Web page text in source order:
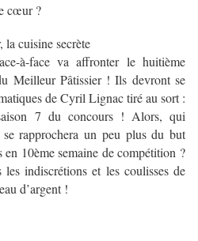
cœur ?
cuisine secrète
à-face va affronter le huitième
Meilleur Pâtissier ! Ils devront se
de Cyril Lignac tiré au sort :
7 du concours ! Alors, qui
rapprochera un peu plus du but
10ème semaine de compétition ?
indiscrétions et les coulisses de
d’argent !